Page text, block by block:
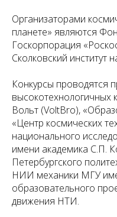
Организаторами
планете» являются
Госкорпорация
Сколковский институт
Конкурсы проводятся
высокотехнологичных
Вольт (VoltBro),
«Центр космических
национального
имени академика С.П.
Петербургского
НИИ механики МГУ
образовательного
движения НТИ.